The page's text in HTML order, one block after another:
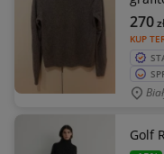
KUP
270
Golf